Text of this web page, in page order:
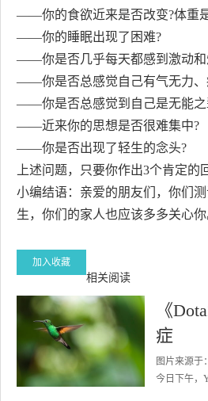
——你的食欲近来是否改变?体重
——你的睡眠出现了困难?
——你是否几乎每天都感到激动和
——你是否总感觉自己有气无力、
——你是否总感觉到自己是无能之
——近来你的思想是否很难集中?
——你是否出现了轻生的念头?
上述问题，只要你作出3个肯定
小编结语：亲爱的朋友们，你们
生，你们的家人也应该多多关心你
加入收藏
相关阅读
《
症
图片来源于
今日下午，